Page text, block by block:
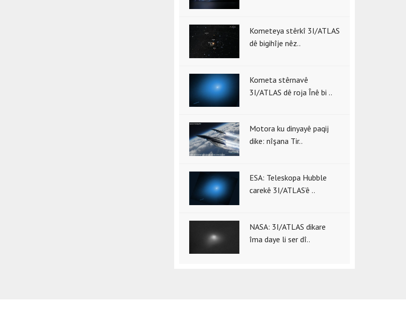
Kometeya stêrkî 3I/ATLAS
dê bigihîje nêz..
Kometa stêrnavê
3I/ATLAS dê roja Înê bi ..
Motora ku dinyayê paqij
dike: nîşana Tir..
ESA: Teleskopa Hubble
carekê 3I/ATLAS’ê ..
NASA: 3I/ATLAS dikare
îma daye li ser dî..